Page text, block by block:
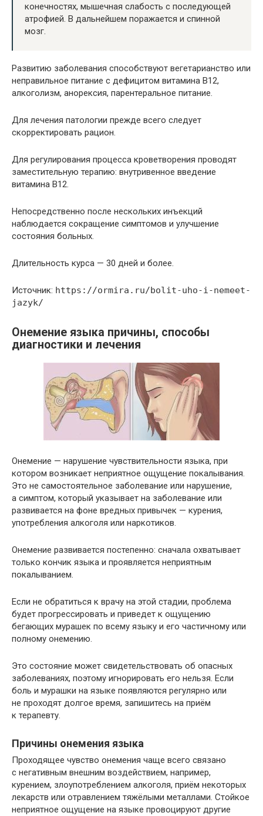
конечностях, мышечная слабость с последующей
атрофией. В дальнейшем поражается и спинной
мозг.
Развитию заболевания способствуют вегетарианство или
неправильное питание с дефицитом витамина В12,
алкоголизм, анорексия, парентеральное питание.
Для лечения патологии прежде всего следует
скорректировать рацион.
Для регулирования процесса кроветворения проводят
заместительную терапию: внутривенное введение
витамина В12.
Непосредственно после нескольких инъекций
наблюдается сокращение симптомов и улучшение
состояния больных.
Длительность курса — 30 дней и более.
Источник: https://ormira.ru/bolit-uho-i-nemeet-
jazyk/
Онемение языка причины, способы
диагностики и лечения
Онемение — нарушение чувствительности языка, при
котором возникает неприятное ощущение покалывания.
Это не самостоятельное заболевание или нарушение,
а симптом, который указывает на заболевание или
развивается на фоне вредных привычек — курения,
употребления алкоголя или наркотиков.
Онемение развивается постепенно: сначала охватывает
только кончик языка и проявляется неприятным
покалыванием.
Если не обратиться к врачу на этой стадии, проблема
будет прогрессировать и приведет к ощущению
бегающих мурашек по всему языку и его частичному или
полному онемению.
Это состояние может свидетельствовать об опасных
заболеваниях, поэтому игнорировать его нельзя. Если
боль и мурашки на языке появляются регулярно или
не проходят долгое время, запишитесь на приём
к терапевту.
Причины онемения языка
Проходящее чувство онемения чаще всего связано
с негативным внешним воздействием, например,
курением, злоупотреблением алкоголя, приём некоторых
лекарств или отравлением тяжёлыми металлами. Стойкое
неприятное ощущение на языке провоцируют другие